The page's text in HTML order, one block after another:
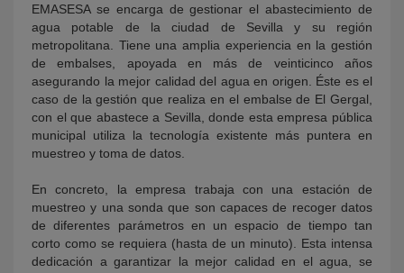
EMASESA se encarga de gestionar el abastecimiento de
agua potable de la ciudad de Sevilla y su región
metropolitana. Tiene una amplia experiencia en la gestión
de embalses, apoyada en más de veinticinco años
asegurando la mejor calidad del agua en origen. Éste es el
caso de la gestión que realiza en el embalse de El Gergal,
con el que abastece a Sevilla, donde esta empresa pública
municipal utiliza la tecnología existente más puntera en
muestreo y toma de datos.
En concreto, la empresa trabaja con una estación de
muestreo y una sonda que son capaces de recoger datos
de diferentes parámetros en un espacio de tiempo tan
corto como se requiera (hasta de un minuto). Esta intensa
dedicación a garantizar la mejor calidad en el agua, se